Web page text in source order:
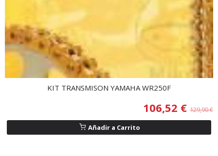
KIT TRANSMISON YAMAHA WR250F
106,52 € 129,90 €
Añadir a Carrito